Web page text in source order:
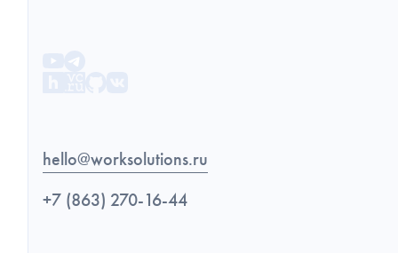
hello@worksolutions.ru
+7 (863) 270-16-44